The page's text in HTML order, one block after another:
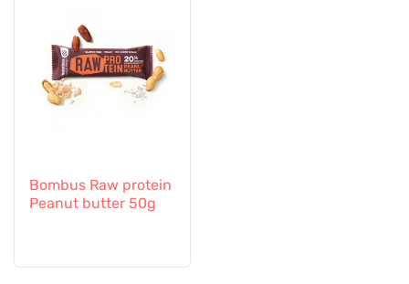
Bombus Raw protein
Peanut butter 50g